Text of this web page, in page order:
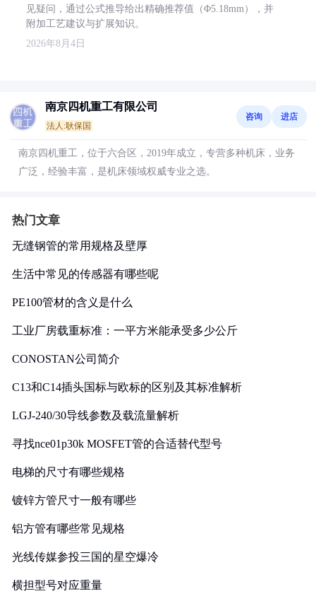
见疑问，通过公式推导给出精确推荐值（Φ5.18mm），并
附加工艺建议与扩展知识。
2026年8月4日
南京四机重工有限公司
法人:耿保国
咨询 进店
南京四机重工，位于六合区，2019年成立，专营多种机床，业务
广泛，经验丰富，是机床领域权威专业之选。
热门文章
无缝钢管的常用规格及壁厚
生活中常见的传感器有哪些呢
PE100管材的含义是什么
工业厂房载重标准：一平方米能承受多少公斤
CONOSTAN公司简介
C13和C14插头国标与欧标的区别及其标准解析
LGJ-240/30导线参数及载流量解析
寻找nce01p30k MOSFET管的合适替代型号
电梯的尺寸有哪些规格
镀锌方管尺寸一般有哪些
铝方管有哪些常见规格
光线传媒参投三国的星空爆冷
横担型号对应重量